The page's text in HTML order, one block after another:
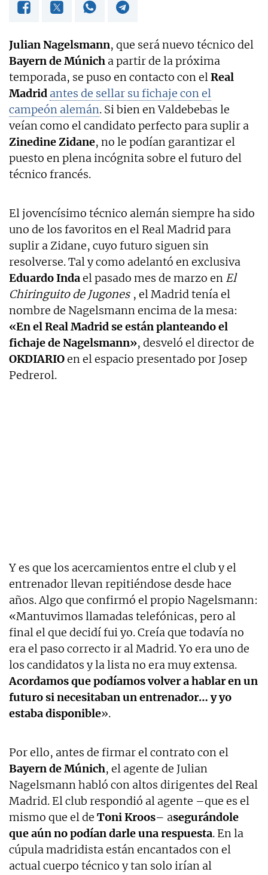
Julian Nagelsmann, que será nuevo técnico del
Bayern de Múnich a partir de la próxima
temporada, se puso en contacto con elReal
Madrid antes de sellar su fichaje con el
campeón alemán. Si bien en Valdebebas le
veían como el candidato perfecto para suplir a
Zinedine Zidane, no le podían garantizar el
puesto en plena incógnita sobre el futuro del
técnico francés.
El jovencísimo técnico alemán siempre ha sido
uno de los favoritos en el Real Madrid para
suplir a Zidane, cuyo futuro siguen sin
resolverse. Tal y como adelantó en exclusiva
Eduardo Indael pasado mes de marzo en El
Chiringuito de Jugones , el Madrid tenía el
nombre de Nagelsmann encima de la mesa:
«En el Real Madrid se están planteando el
fichaje de Nagelsmann», desveló el director de
OKDIARIOen el espacio presentado por Josep
Pedrerol.
Y es que los acercamientos entre el club y el
entrenador llevan repitiéndose desde hace
años. Algo que confirmó el propio Nagelsmann:
«Mantuvimos llamadas telefónicas, pero al
final el que decidí fui yo. Creía que todavía no
era el paso correcto ir al Madrid. Yo era uno de
los candidatos y la lista no era muy extensa.
Acordamos que podíamos volver a hablar en un
futuro si necesitaban un entrenador… y yo
estaba disponible».
Por ello, antes de firmar el contrato con el
Bayern de Múnich, el agente de Julian
Nagelsmann habló con altos dirigentes del Real
Madrid. El club respondió al agente –que es el
mismo que el de Toni Kroos– asegurándole
que aún no podían darle una respuesta. En la
cúpula madridista están encantados con el
actual cuerpo técnico y tan solo irían al